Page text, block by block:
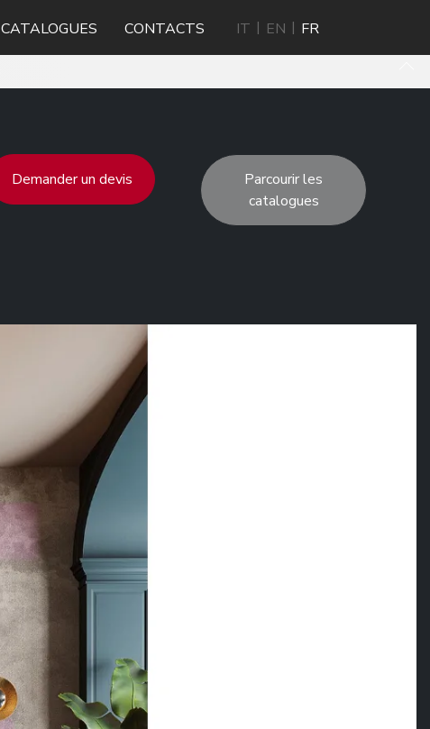
CATALOGUES CONTACTS IT EN FR
Demander un devis
Parcourir les
catalogues